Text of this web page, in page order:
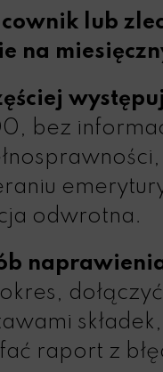
lub
na
bez
odwrotna.
raport z